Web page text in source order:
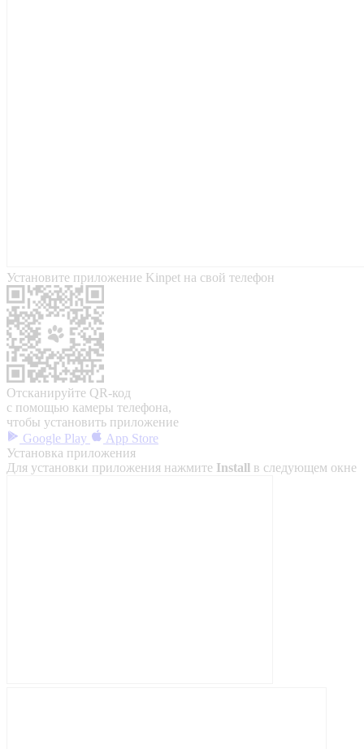
Установите приложение Kinpet на свой телефон
Отсканируйте QR-код
с помощью камеры телефона,
чтобы установить приложение
Google Play
App Store
Установка приложения
Для установки приложения нажмите Install в следующем окне